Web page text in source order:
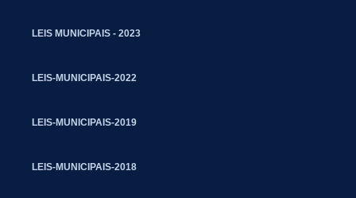
LEIS MUNICIPAIS - 2023
LEIS-MUNICIPAIS-2022
LEIS-MUNICIPAIS-2019
LEIS-MUNICIPAIS-2018